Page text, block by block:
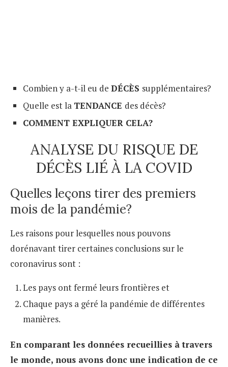
Combien y a-t-il eu de DÉCÈS supplémentaires?
Quelle est la TENDANCE des décès?
COMMENT EXPLIQUER CELA?
ANALYSE DU RISQUE DE
DÉCÈS LIÉ À LA COVID
Quelles leçons tirer des premiers
mois de la pandémie?
Les raisons pour lesquelles nous pouvons
dorénavant tirer certaines conclusions sur le
coronavirus sont :
Les pays ont fermé leurs frontières et
Chaque pays a géré la pandémie de différentes
manières.
En comparant les données recueillies à travers
le monde, nous avons donc une indication de ce